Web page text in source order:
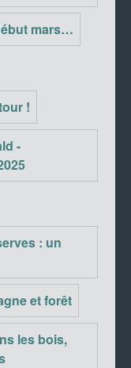
mars…
!
-
: un
et forêt
les bois,